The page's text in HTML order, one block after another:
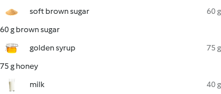
soft brown sugar
60 g
60 g brown sugar
golden syrup
75 g
75 g honey
milk
40 g